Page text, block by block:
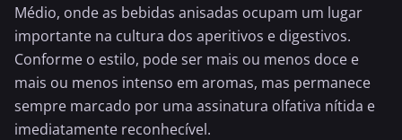
Médio, onde as bebidas anisadas ocupam um lugar
importante na cultura dos aperitivos e digestivos.
Conforme o estilo, pode ser mais ou menos doce e
mais ou menos intenso em aromas, mas permanece
sempre marcado por uma assinatura olfativa nítida e
imediatamente reconhecível.